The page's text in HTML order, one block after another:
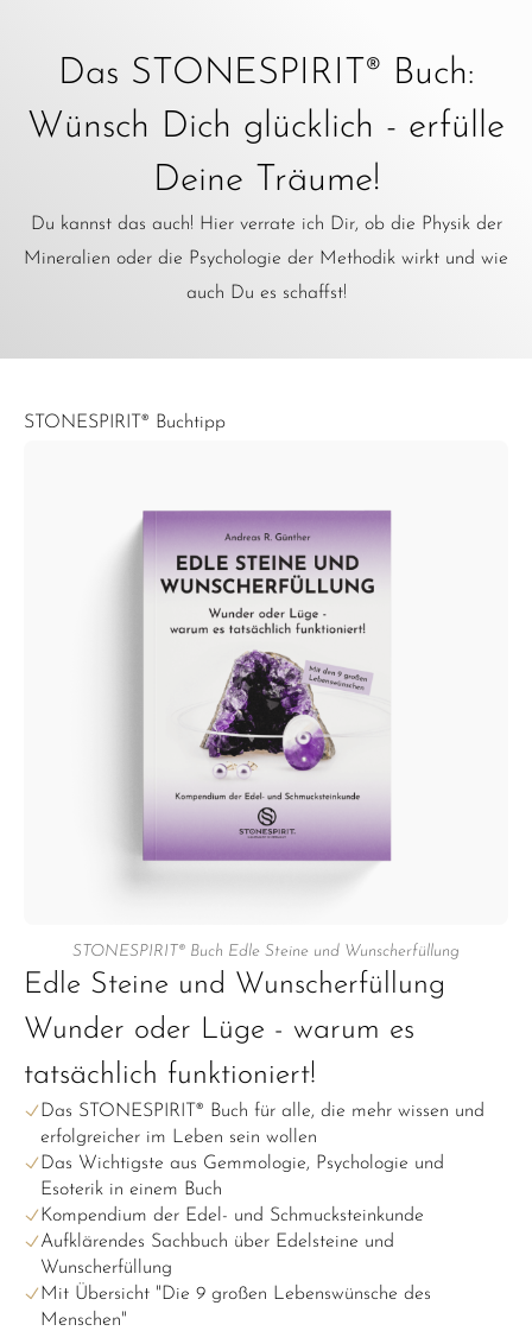
Das STONESPIRIT® Buch:
Wünsch Dich glücklich - erfülle
Deine Träume!
Du kannst das auch! Hier verrate ich Dir, ob die Physik der
Mineralien oder die Psychologie der Methodik wirkt und wie
auch Du es schaffst!
STONESPIRIT® Buchtipp
STONESPIRIT® Buch Edle Steine und Wunscherfüllung
Edle Steine und Wunscherfüllung
Wunder oder Lüge - warum es
tatsächlich funktioniert!
Das STONESPIRIT® Buch für alle, die mehr wissen und
erfolgreicher im Leben sein wollen
Das Wichtigste aus Gemmologie, Psychologie und
Esoterik in einem Buch
Kompendium der Edel- und Schmucksteinkunde
Aufklärendes Sachbuch über Edelsteine und
Wunscherfüllung
Mit Übersicht "Die 9 großen Lebenswünsche des
Menschen"